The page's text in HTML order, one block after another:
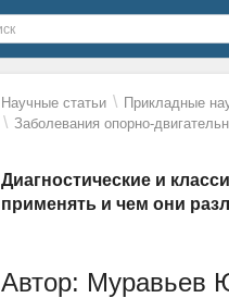
Научные статьи \ Прикладные
\ Заболевания опорно-
Диагностические и
применять и чем они
Автор: Муравьев